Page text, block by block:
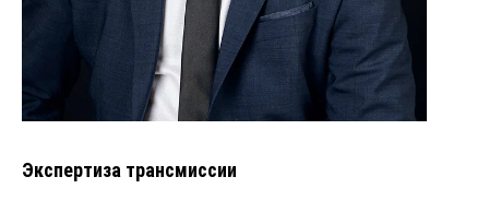
Экспертиза трансмиссии